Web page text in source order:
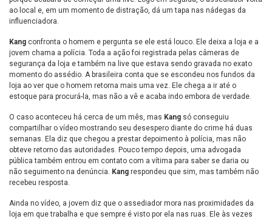
ao local e, em um momento de distração, dá um tapa nas nádegas da
influenciadora.
Kang confronta o homem e pergunta se ele está louco. Ele deixa a loja e a
jovem chama a polícia. Toda a ação foi registrada pelas câmeras de
segurança da loja e também na live que estava sendo gravada no exato
momento do assédio. A brasileira conta que se escondeu nos fundos da
loja ao ver que o homem retorna mais uma vez. Ele chega a ir até o
estoque para procurá-la, mas não a vê e acaba indo embora de verdade.
O caso aconteceu há cerca de um mês, mas Kang só conseguiu
compartilhar o vídeo mostrando seu desespero diante do crime há duas
semanas. Ela diz que chegou a prestar depoimento à polícia, mas não
obteve retorno das autoridades. Pouco tempo depois, uma advogada
pública também entrou em contato com a vítima para saber se daria ou
não seguimento na denúncia. Kang respondeu que sim, mas também não
recebeu resposta.
Ainda no vídeo, a jovem diz que o assediador mora nas proximidades da
loja em que trabalha e que sempre é visto por ela nas ruas. Ele às vezes